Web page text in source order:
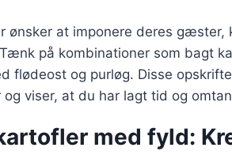
ønsker at imponere deres
på kombinationer som bagt
flødeost og purløg. Disse
viser, at du har lagt tid og
med fyld: